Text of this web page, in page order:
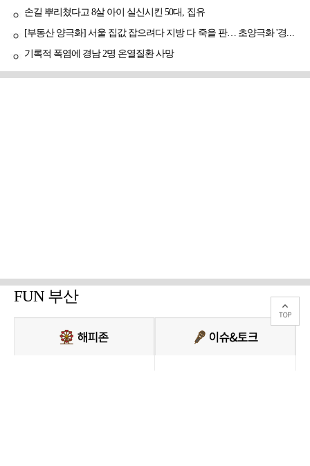
손길 뿌리쳤다고 8살 아이 실신시킨 50대, 집유
[부동산 양극화] 서울 집값 잡으려다 지방 다 죽을 판… 초양극화 '경고등'
기록적 폭염에 경남 2명 온열질환 사망
FUN 부산